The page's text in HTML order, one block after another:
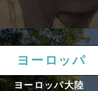
ヨーロッパ
ヨーロッパ大陸